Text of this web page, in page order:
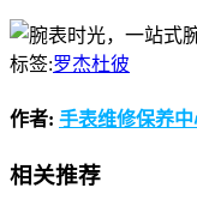
标签:罗杰杜彼
作者: 手表维修保养中
相关推荐